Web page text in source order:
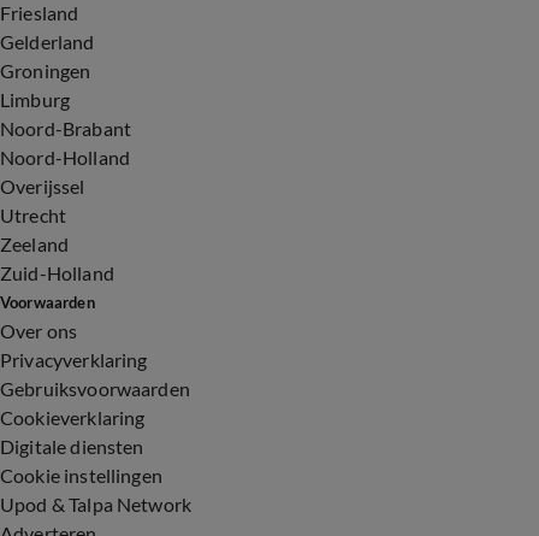
Friesland
Gelderland
Groningen
Limburg
Noord-Brabant
Noord-Holland
Overijssel
Utrecht
Zeeland
Zuid-Holland
Voorwaarden
Over ons
Privacyverklaring
Gebruiksvoorwaarden
Cookieverklaring
Digitale diensten
Cookie instellingen
Upod & Talpa Network